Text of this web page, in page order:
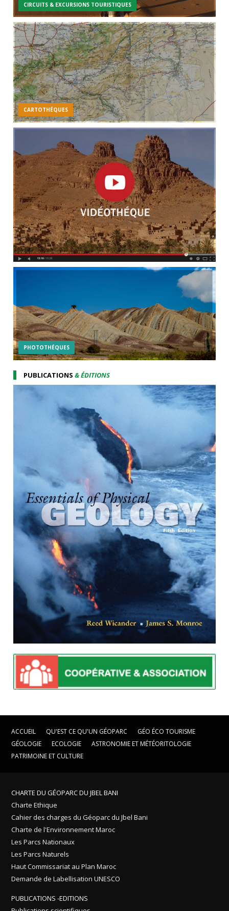
CIRCUITS & EXCURSIONS TOURISTIQUES
CARTOTHÉQUES
PHOTOTHÉQUES
PUBLICATIONS& ÉDITIONS
ACCUEIL QU'EST CE QU'UN GÉOPARC
GÉO ÉCO TOURISME
GÉOLOGIE
ECOLOGIE
ASTRONOMIE ET MÉTÉORITOLOGIE
PATRIMOINE ET CULTURE
CHARTE DU GÉOPARC DU JBEL BANI
Charte Ethique
Cahier des charges du Géoparc du Jbel Bani
Charte de l'Environnement Maroc
Les Parcs Nationaux
Les Parcs Naturels
Haut Commissariat au Plan Maroc
Demande de Labellisation UNESCO
PUBLICATIONS -EDITIONS